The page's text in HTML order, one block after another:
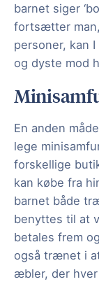
barnet siger
fortsætter
personer, kan
og dyste mod
En anden
lege
forskellige
kan købe fra
barnet både
benyttes til at
betales frem
også trænet i
æbler, der